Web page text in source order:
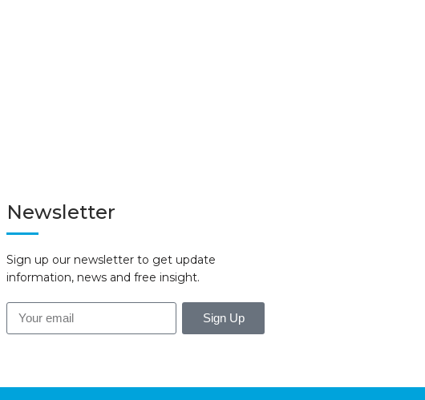
Newsletter
Sign up our newsletter to get update
information, news and free insight.
Sign Up